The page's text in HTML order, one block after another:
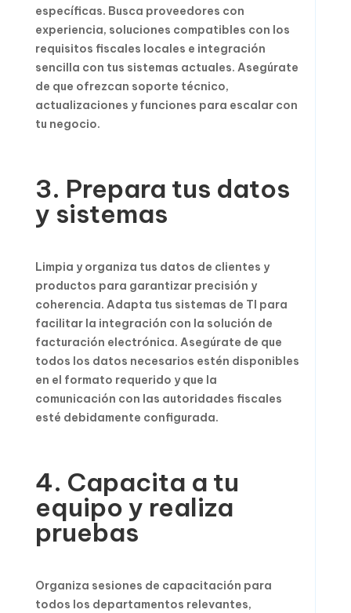
específicas. Busca proveedores con
experiencia, soluciones compatibles con los
requisitos fiscales locales e integración
sencilla con tus sistemas actuales. Asegúrate
de que ofrezcan soporte técnico,
actualizaciones y funciones para escalar con
tu negocio.
3. Prepara tus datos
y sistemas
Limpia y organiza tus datos de clientes y
productos para garantizar precisión y
coherencia. Adapta tus sistemas de TI para
facilitar la integración con la solución de
facturación electrónica. Asegúrate de que
todos los datos necesarios estén disponibles
en el formato requerido y que la
comunicación con las autoridades fiscales
esté debidamente configurada.
4. Capacita a tu
equipo y realiza
pruebas
Organiza sesiones de capacitación para
todos los departamentos relevantes,